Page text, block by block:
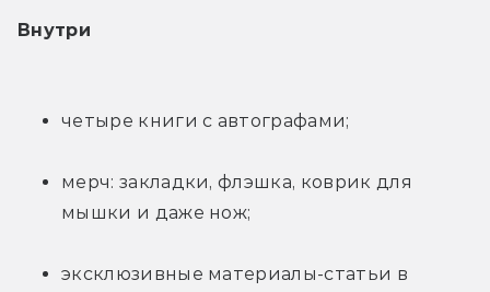
Внутри
четыре книги с автографами;
мерч: закладки, флэшка, коврик для
мышки и даже нож;
эксклюзивные материалы-статьи в